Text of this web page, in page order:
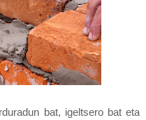
bat, igeltsero bat eta